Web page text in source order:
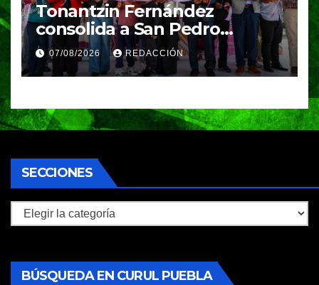
Tonantzin Fernández
consolida a San Pedro
Cholula como referente en
turismo inteligente
07/08/2026 REDACCIÓN
SECCIONES
Secciones
BÚSQUEDA EN CURUL PUEBLA